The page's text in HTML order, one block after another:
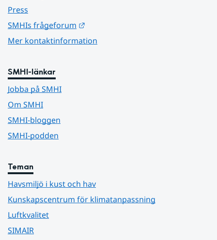
Press
SMHIs frågeforum
Mer kontaktinformation
SMHI-länkar
Jobba på SMHI
Om SMHI
SMHI-bloggen
SMHI-podden
Teman
Havsmiljö i kust och hav
Kunskapscentrum för klimatanpassning
Luftkvalitet
SIMAIR